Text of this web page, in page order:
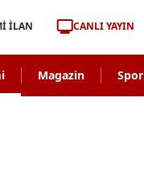
İLAN CANLI YAYIN
Magazin Spor